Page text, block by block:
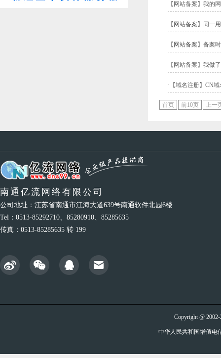
【 网站备案 】 我的
【 网站备案 】 同一
【 网站备案 】 备案
【 网站备案 】 我做
·【域名注册】CN
首页 前10页 上一
南通亿流网络有限公司
公司地址：江苏省南通市江海大道639号南通软件北园6楼
Tel：0513-85292710、85280910、85285635
传真：0513-85285635 转 199
Copyright @
中华人民共和国增值电